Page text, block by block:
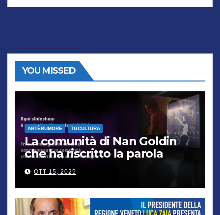
YOU MISSED
ARTÈRUMORE TGCULTURA
La comunità di Nan Goldin
che ha riscritto la parola
“famiglia”
OTT 15, 2025